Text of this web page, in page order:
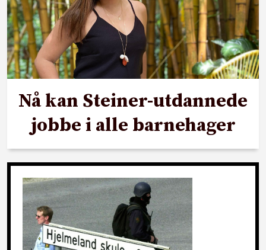
Nå kan Steiner-utdannede
jobbe i alle barnehager